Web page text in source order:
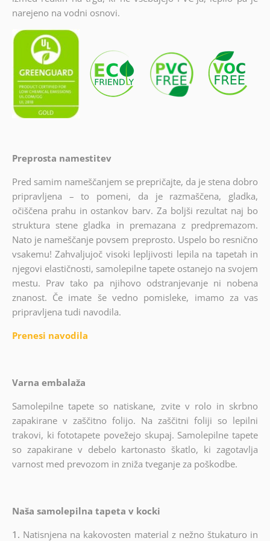
narejeno na vodni osnovi.
Preprosta namestitev
Pred samim nameščanjem se prepričajte, da je stena dobro
pripravljena – to pomeni, da je razmaščena, gladka,
očiščena prahu in ostankov barv. Za boljši rezultat naj bo
struktura stene gladka in premazana z predpremazom.
Nato je nameščanje povsem preprosto. Uspelo bo resnično
vsakemu! Zahvaljujoč visoki lepljivosti lepila na tapetah in
njegovi elastičnosti, samolepilne tapete ostanejo na svojem
mestu. Prav tako pa njihovo odstranjevanje ni nobena
znanost. Če imate še vedno pomisleke, imamo za vas
pripravljena tudi navodila.
Prenesi navodila
Varna embalaža
Samolepilne tapete so natiskane, zvite v rolo in skrbno
zapakirane v zaščitno folijo. Na zaščitni foliji so lepilni
trakovi, ki fototapete povežejo skupaj. Samolepilne tapete
so zapakirane v debelo kartonasto škatlo, ki zagotavlja
varnost med prevozom in zniža tveganje za poškodbe.
Naša samolepilna tapeta v kocki
1. Natisnjena na kakovosten material z nežno štukaturo in